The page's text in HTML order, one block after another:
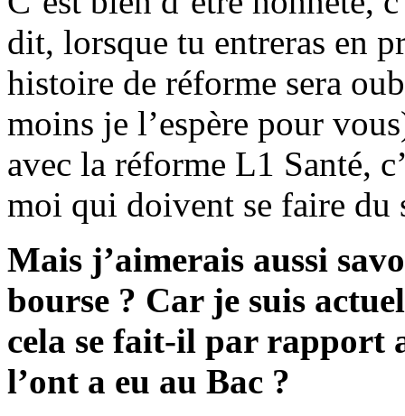
dit, lorsque tu entreras en
histoire de réforme sera
moins je l’espère pour
avec la réforme L1 Santé,
moi qui doivent se faire du
Mais j’aimerais aussi
bourse ? Car je suis
cela se fait-il par rapport
l’ont a eu au Bac ?